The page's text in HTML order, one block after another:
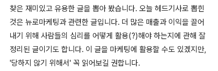
찾은 재미있고 유용한 글을 뽑아 봤습니다. 오늘 헤드기사로 뽑힌
것은 뉴로마케팅과 관련한 글입니다. 더 많은 매출과 이익을 끌어
내기 위해 사람들의 심리를 어떻게 활용(?)해야 하는지에 관해 잘
정리된 글이기도 합니다. 이 글을 마케팅에 활용할 수도 있겠지만,
'당하지 않기 위해서' 꼭 읽어보길 권합니다.